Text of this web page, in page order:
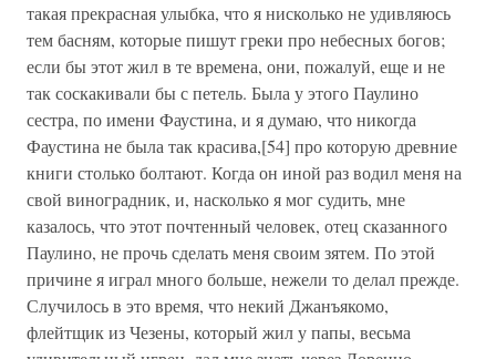
такая прекрасная улыбка, что я нисколько не удивляюсь
тем басням, которые пишут греки про небесных богов;
если бы этот жил в те времена, они, пожалуй, еще и не
так соскакивали бы с петель. Была у этого Паулино
сестра, по имени Фаустина, и я думаю, что никогда
Фаустина не была так красива,[54] про которую древние
книги столько болтают. Когда он иной раз водил меня на
свой виноградник, и, насколько я мог судить, мне
казалось, что этот почтенный человек, отец сказанного
Паулино, не прочь сделать меня своим зятем. По этой
причине я играл много больше, нежели то делал прежде.
Случилось в это время, что некий Джанъякомо,
флейтщик из Чезены, который жил у папы, весьма